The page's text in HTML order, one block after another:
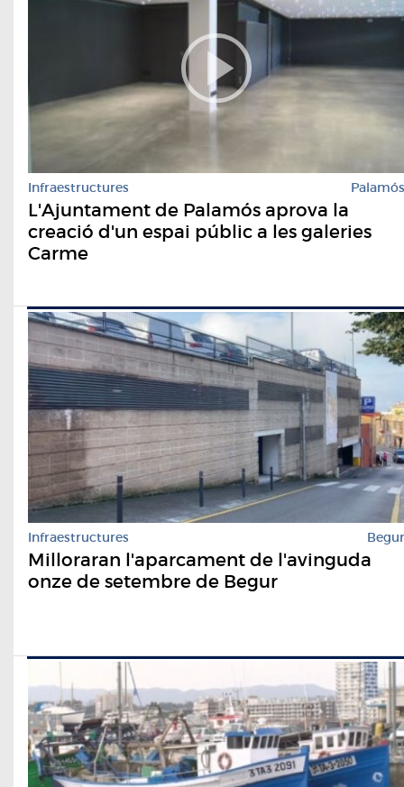
Infraestructures Palamós
L'Ajuntament de Palamós aprova la
creació d'un espai públic a les galeries
Carme
Infraestructures Begur
Milloraran l'aparcament de l'avinguda
onze de setembre de Begur